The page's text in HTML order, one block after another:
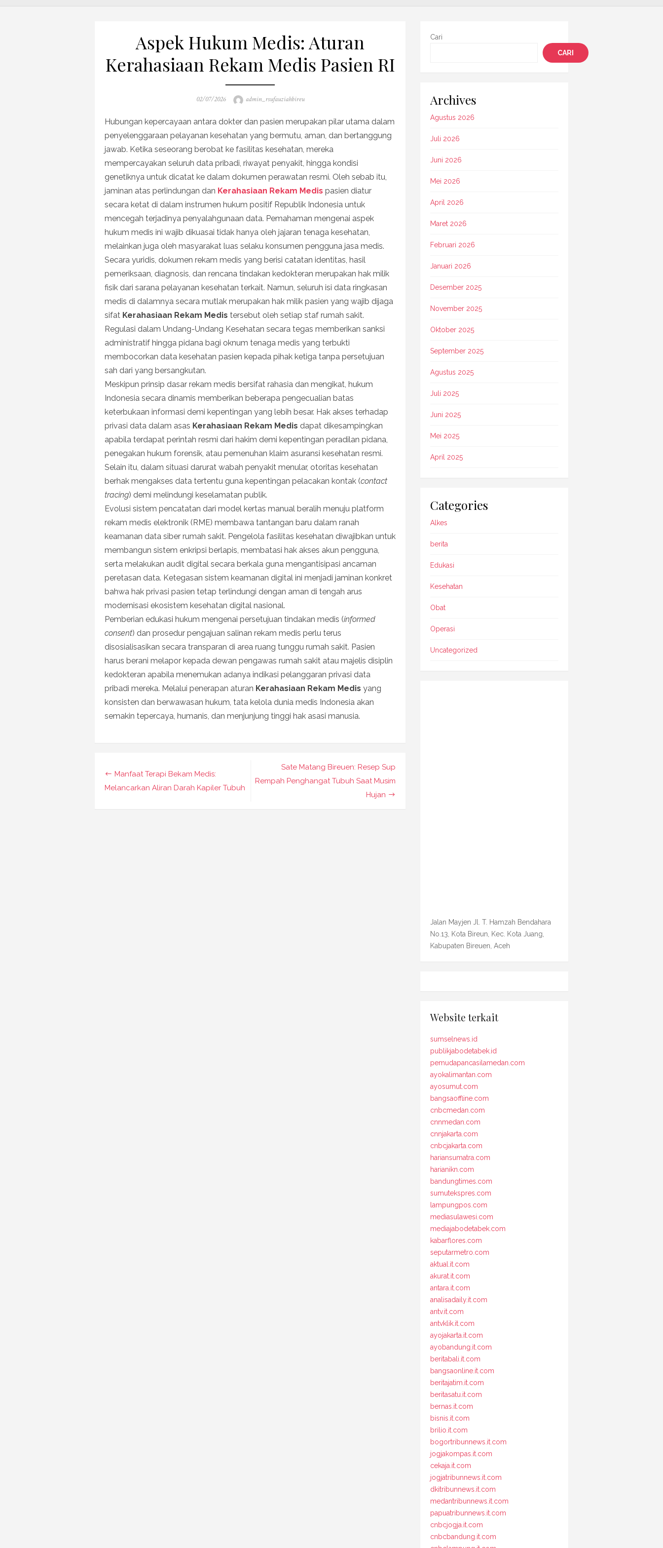
Aspek Hukum Medis: Aturan
Kerahasiaan Rekam Medis Pasien RI
Posted
02/07/2026 Author
admin_rsufauziahbireu
Hubungan kepercayaan antara dokter dan pasien merupakan pilar utama dalam
penyelenggaraan pelayanan kesehatan yang bermutu, aman, dan bertanggung
jawab. Ketika seseorang berobat ke fasilitas kesehatan, mereka
mempercayakan seluruh data pribadi, riwayat penyakit, hingga kondisi
genetiknya untuk dicatat ke dalam dokumen perawatan resmi. Oleh sebab itu,
jaminan atas perlindungan dan Kerahasiaan Rekam Medis pasien diatur
secara ketat di dalam instrumen hukum positif Republik Indonesia untuk
mencegah terjadinya penyalahgunaan data. Pemahaman mengenai aspek
hukum medis ini wajib dikuasai tidak hanya oleh jajaran tenaga kesehatan,
melainkan juga oleh masyarakat luas selaku konsumen pengguna jasa medis.
Secara yuridis, dokumen rekam medis yang berisi catatan identitas, hasil
pemeriksaan, diagnosis, dan rencana tindakan kedokteran merupakan hak milik
fisik dari sarana pelayanan kesehatan terkait. Namun, seluruh isi data ringkasan
medis di dalamnya secara mutlak merupakan hak milik pasien yang wajib dijaga
sifat Kerahasiaan Rekam Medis tersebut oleh setiap staf rumah sakit.
Regulasi dalam Undang-Undang Kesehatan secara tegas memberikan sanksi
administratif hingga pidana bagi oknum tenaga medis yang terbukti
membocorkan data kesehatan pasien kepada pihak ketiga tanpa persetujuan
sah dari yang bersangkutan.
Meskipun prinsip dasar rekam medis bersifat rahasia dan mengikat, hukum
Indonesia secara dinamis memberikan beberapa pengecualian batas
keterbukaan informasi demi kepentingan yang lebih besar. Hak akses terhadap
privasi data dalam asas Kerahasiaan Rekam Medis dapat dikesampingkan
apabila terdapat perintah resmi dari hakim demi kepentingan peradilan pidana,
penegakan hukum forensik, atau pemenuhan klaim asuransi kesehatan resmi.
Selain itu, dalam situasi darurat wabah penyakit menular, otoritas kesehatan
berhak mengakses data tertentu guna kepentingan pelacakan kontak (contact
tracing) demi melindungi keselamatan publik.
Evolusi sistem pencatatan dari model kertas manual beralih menuju platform
rekam medis elektronik (RME) membawa tantangan baru dalam ranah
keamanan data siber rumah sakit. Pengelola fasilitas kesehatan diwajibkan untuk
membangun sistem enkripsi berlapis, membatasi hak akses akun pengguna,
serta melakukan audit digital secara berkala guna mengantisipasi ancaman
peretasan data. Ketegasan sistem keamanan digital ini menjadi jaminan konkret
bahwa hak privasi pasien tetap terlindungi dengan aman di tengah arus
modernisasi ekosistem kesehatan digital nasional.
Pemberian edukasi hukum mengenai persetujuan tindakan medis (informed
consent) dan prosedur pengajuan salinan rekam medis perlu terus
disosialisasikan secara transparan di area ruang tunggu rumah sakit. Pasien
harus berani melapor kepada dewan pengawas rumah sakit atau majelis disiplin
kedokteran apabila menemukan adanya indikasi pelanggaran privasi data
pribadi mereka. Melalui penerapan aturan Kerahasiaan Rekam Medis yang
konsisten dan berwawasan hukum, tata kelola dunia medis Indonesia akan
semakin tepercaya, humanis, dan menjunjung tinggi hak asasi manusia.
Navigasi
pos
Sate Matang Bireuen: Resep Sup
Rempah Penghangat Tubuh Saat Musim
Hujan
Manfaat Terapi Bekam Medis:
Melancarkan Aliran Darah Kapiler Tubuh
Cari
CARI
Archives
Agustus 2026
Juli 2026
Juni 2026
Mei 2026
April 2026
Maret 2026
Februari 2026
Januari 2026
Desember 2025
November 2025
Oktober 2025
September 2025
Agustus 2025
Juli 2025
Juni 2025
Mei 2025
April 2025
Categories
Alkes
berita
Edukasi
Kesehatan
Obat
Operasi
Uncategorized
Jalan Mayjen Jl. T. Hamzah Bendahara
No.13, Kota Bireun, Kec. Kota Juang,
Kabupaten Bireuen, Aceh
Website terkait
sumselnews.id
publikjabodetabek.id
pemudapancasilamedan.com
ayokalimantan.com
ayosumut.com
bangsaoffline.com
cnbcmedan.com
cnnmedan.com
cnnjakarta.com
cnbcjakarta.com
hariansumatra.com
harianikn.com
bandungtimes.com
sumutekspres.com
lampungpos.com
mediasulawesi.com
mediajabodetabek.com
kabarflores.com
seputarmetro.com
aktual.it.com
akurat.it.com
antara.it.com
analisadaily.it.com
antv.it.com
antvklik.it.com
ayojakarta.it.com
ayobandung.it.com
beritabali.it.com
bangsaonline.it.com
beritajatim.it.com
beritasatu.it.com
bernas.it.com
bisnis.it.com
brilio.it.com
bogortribunnews.it.com
jogjakompas.it.com
cekaja.it.com
jogjatribunnews.it.com
dkitribunnews.it.com
medantribunnews.it.com
papuatribunnews.it.com
cnbcjogja.it.com
cnbcbandung.it.com